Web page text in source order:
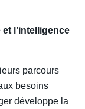
l’intelligence
parcours
besoins
développe la